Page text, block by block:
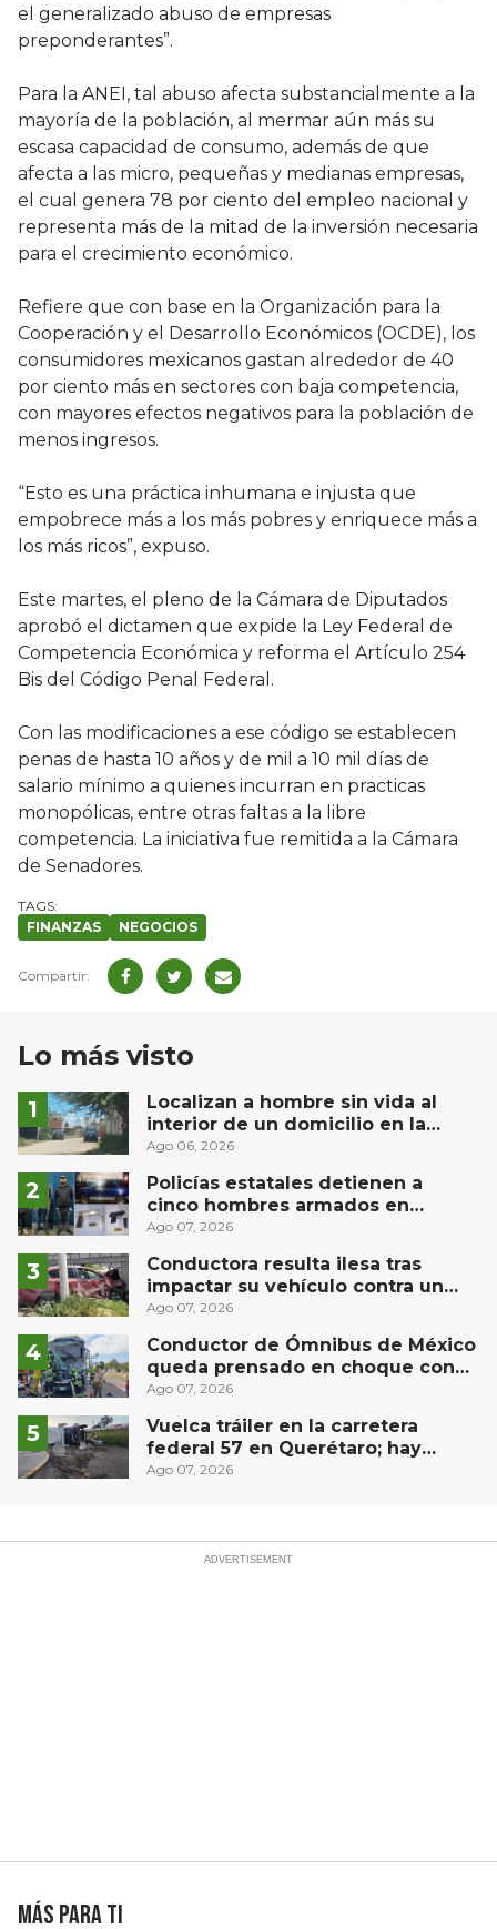
el generalizado abuso de empresas
preponderantes”.
Para la ANEI, tal abuso afecta substancialmente a la
mayoría de la población, al mermar aún más su
escasa capacidad de consumo, además de que
afecta a las micro, pequeñas y medianas empresas,
el cual genera 78 por ciento del empleo nacional y
representa más de la mitad de la inversión necesaria
para el crecimiento económico.
Refiere que con base en la Organización para la
Cooperación y el Desarrollo Económicos (OCDE), los
consumidores mexicanos gastan alrededor de 40
por ciento más en sectores con baja competencia,
con mayores efectos negativos para la población de
menos ingresos.
“Esto es una práctica inhumana e injusta que
empobrece más a los más pobres y enriquece más a
los más ricos”, expuso.
Este martes, el pleno de la Cámara de Diputados
aprobó el dictamen que expide la Ley Federal de
Competencia Económica y reforma el Artículo 254
Bis del Código Penal Federal.
Con las modificaciones a ese código se establecen
penas de hasta 10 años y de mil a 10 mil días de
salario mínimo a quienes incurran en practicas
monopólicas, entre otras faltas a la libre
competencia. La iniciativa fue remitida a la Cámara
de Senadores.
FINANZAS NEGOCIOS
Lo más visto
Localizan a hombre sin vida al
interior de un domicilio en la
comunidad El Rodeo, San Juan del
Ago 06, 2026
Policías estatales detienen a
cinco hombres armados en
Puebla capital
Ago 07, 2026
Conductora resulta ilesa tras
impactar su vehículo contra un
muro en Huimilpan
Ago 07, 2026
Conductor de Ómnibus de México
queda prensado en choque con
materialista en San Juan del Río
Ago 07, 2026
Vuelca tráiler en la carretera
federal 57 en Querétaro; hay
derrame de combustible
Ago 07, 2026
Más para ti